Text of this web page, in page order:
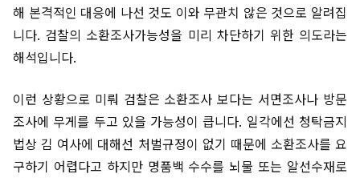
해 본격적인 대응에 나선 것도 이와 무관치 않은 것으로 알려집
니다. 검찰의 소환조사가능성을 미리 차단하기 위한 의도라는
해석입니다.
이런 상황으로 미뤄 검찰은 소환조사 보다는 서면조사나 방문
조사에 무게를 두고 있을 가능성이 큽니다. 일각에선 청탁금지
법상 김 여사에 대해선 처벌규정이 없기 때문에 소환조사를 요
구하기 어렵다고 하지만 명품백 수수를 뇌물 또는 알선수재로